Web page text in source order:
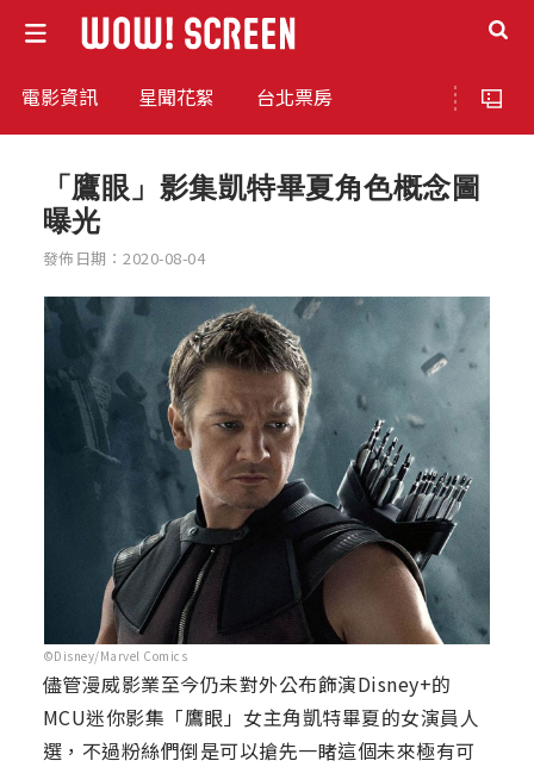
電影資訊 星聞花絮 台北票房
「鷹眼」影集凱特畢夏角色概念圖
曝光
發佈日期：2020-08-04
©Disney/Marvel Comics
儘管漫威影業至今仍未對外公布飾演Disney+的
MCU迷你影集「鷹眼」女主角凱特畢夏的女演員人
選，不過粉絲們倒是可以搶先一睹這個未來極有可